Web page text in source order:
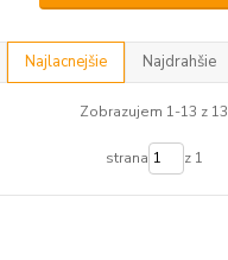
Najlacnejšie Najdrahšie
Zobrazujem 1-13 z 13
strana z 1